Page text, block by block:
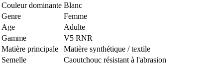
Couleur dominante Blanc
Genre
Femme
Age
Adulte
Gamme
V5 RNR
Matière principale
Matière synthétique / textile
Semelle
Caoutchouc résistant à l'abrasion